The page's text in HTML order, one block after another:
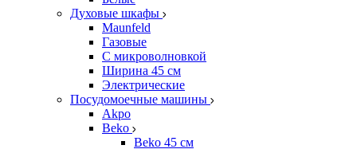
Духовые шкафы
Maunfeld
Газовые
С микроволновкой
Ширина 45 см
Электрические
Посудомоечные машины
Akpo
Beko
Beko 45 см